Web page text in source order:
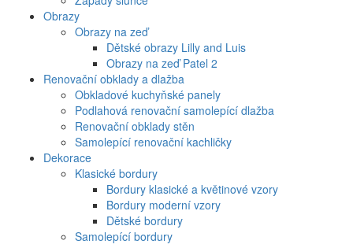
Obrazy
Obrazy na zeď
Dětské obrazy Lilly and Luis
Obrazy na zeď Patel 2
Renovační obklady a dlažba
Obkladové kuchyňské panely
Podlahová renovační samolepící dlažba
Renovační obklady stěn
Samolepící renovační kachličky
Dekorace
Klasické bordury
Bordury klasické a květinové vzory
Bordury moderní vzory
Dětské bordury
Samolepící bordury